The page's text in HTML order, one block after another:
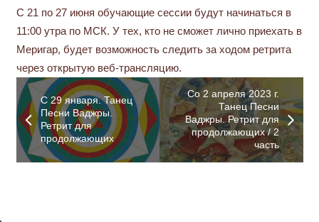
С 21 по 27 июня обучающие сессии будут начинаться в
11:00 утра по МСК. У тех, кто не сможет лично приехать в
Меригар, будет возможность следить за ходом ретрита
через открытую веб-трансляцию.
С 29 января. Танец
Песни Ваджры.
Ретрит для
продолжающих
Со 2 апреля 2023 г.
Танец Песни
Ваджры. Ретрит для
продолжающих / 2
часть